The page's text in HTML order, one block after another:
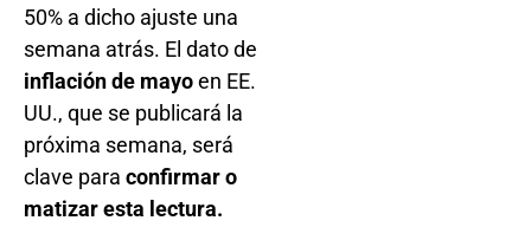
50% a dicho ajuste una
semana atrás. El dato de
inflación de mayoen EE.
UU., que se publicará la
próxima semana, será
clave para confirmar o
matizar esta lectura.